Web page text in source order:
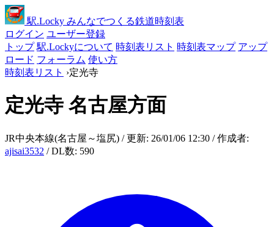
駅.Locky みんなでつくる鉄道時刻表
ログイン ユーザー登録
トップ 駅.Lockyについて 時刻表リスト 時刻表マップ アップ
ロード フォーラム 使い方
時刻表リスト ›定光寺
定光寺 名古屋方面
JR中央本線(名古屋～塩尻) / 更新: 26/01/06 12:30 / 作成者:
ajisai3532 / DL数: 590